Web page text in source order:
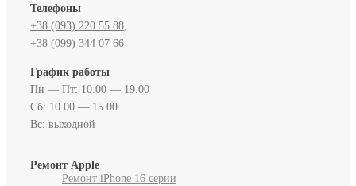
Телефоны
+38 (093) 220 55 88‬
+38 (099) 344 07 66
График работы
Пн — Пт: 10.00 — 19.00
Сб: 10.00 — 15.00
Вс: выходной
Ремонт Apple
Ремонт iPhone 16 серии